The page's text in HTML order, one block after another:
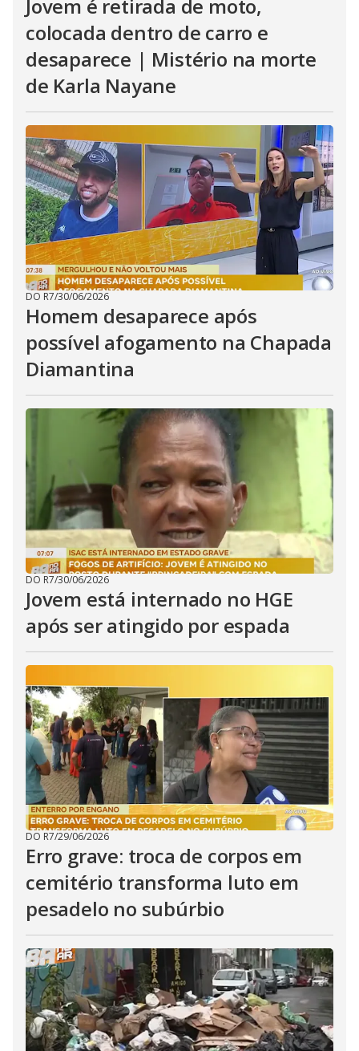
Jovem é retirada de moto,
colocada dentro de carro e
desaparece | Mistério na morte
de Karla Nayane
DO R7/30/06/2026
Homem desaparece após
possível afogamento na Chapada
Diamantina
DO R7/30/06/2026
Jovem está internado no HGE
após ser atingido por espada
DO R7/29/06/2026
Erro grave: troca de corpos em
cemitério transforma luto em
pesadelo no subúrbio